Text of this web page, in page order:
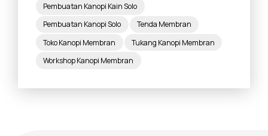
Pembuatan Kanopi Kain Solo
Pembuatan Kanopi Solo
Tenda Membran
Toko Kanopi Membran
Tukang Kanopi Membran
Workshop Kanopi Membran